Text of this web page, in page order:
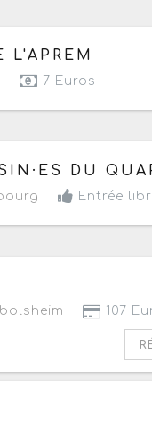
de 12h à 23h
L'APREM
7 Euros
2026 de 19h à 23h
DU
Entrée
107